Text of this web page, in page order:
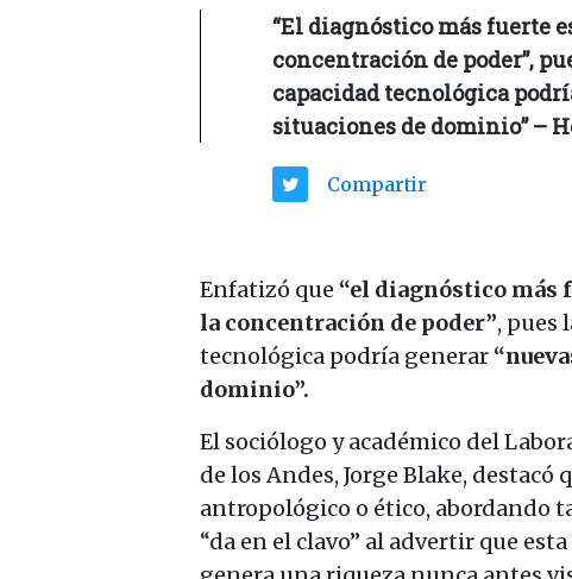
“El diagnóstico más fuerte
concentración de poder”,
capacidad tecnológica
situaciones de dominio” –
Compartir
Enfatizó que “el diagnóstico más
la concentración de poder”, pues
tecnológica podría generar
dominio”.
El sociólogo y académico del
de los Andes, Jorge Blake,
antropológico o ético, abordando
“da en el clavo” al advertir que